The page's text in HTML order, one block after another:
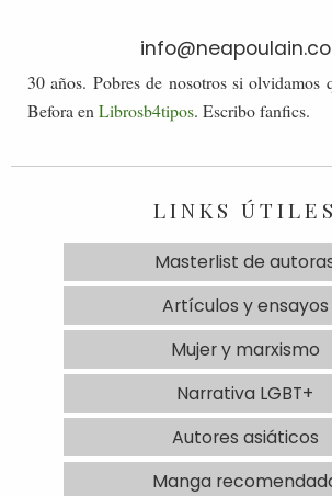
30 años. Pobres de nosotros si olvidamos
Befora enLibrosb4tipos. Escribo fanfics.
LINKS ÚTILES
Masterlist de
Artículos y ensayos
Mujer y marxismo
Narrativa LGBT+
Autores asiáticos
Manga